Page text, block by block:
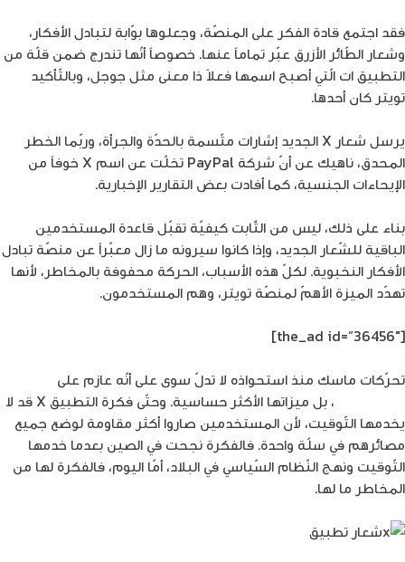
فقد اجتمع قادة الفكر على المنصّة، وجعلوها بوّابة لتبادل الأفكار،
وشعار الطّائر الأزرق عبّر تماماً عنها. خصوصاً أنّها تندرج ضمن قلّة من
التطبيق ات الّتي أصبح اسمها فعلاً ذا معنى مثل جوجل، وبالتّأكيد
تويتر كان أحدها.
يرسل شعار X الجديد إشارات متّسمة بالحدّة والجرأة، وربّما الخطر
المحدق، ناهيك عن أنّ شركة PayPal تخلّت عن اسم X خوفاً من
الإيحاءات الجنسية، كما أفادت بعض التقارير الإخبارية.
بناء على ذلك، ليس من الثّابت كيفيّة تقبّل قاعدة المستخدمين
الباقية للشّعار الجديد، وإذا كانوا سيرونه ما زال معبّراً عن منصّة تبادل
الأفكار النخبوية. لكلّ هذه الأسباب، الحركة محفوفة بالمخاطر، لأنها
تهدّد الميزة الأهمّ لمنصّة تويتر، وهم المستخدمون.
[the_ad id=”36456″]
تحرّكات ماسك منذ استحواذه لا تدلّ سوى على أنّه عازم على
، بل ميزاتها الأكثر حساسية. وحتّى فكرة التطبيق X قد لا
يخدمها التّوقيت، لأن المستخدمين صاروا أكثر مقاومة لوضع جميع
مصائرهم في سلّة واحدة. فالفكرة نجحت في الصين بعدما خدمها
التّوقيت ونهج النّظام السّياسي في البلاد، أمّا اليوم، فالفكرة لها من
المخاطر ما لها.